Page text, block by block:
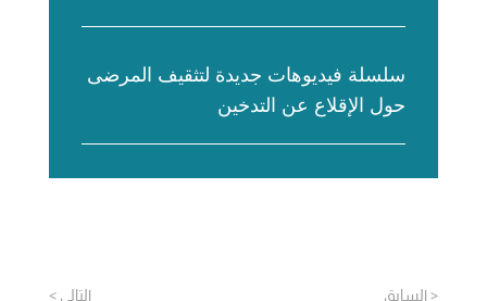
سلسلة فيديوهات جديدة لتثقيف المرضى
حول الإقلاع عن التدخين